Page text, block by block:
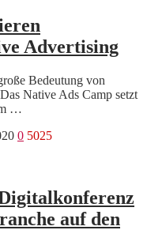
Advertising
Bedeutung von
Native Ads Camp setzt
…
0 5025
auf den